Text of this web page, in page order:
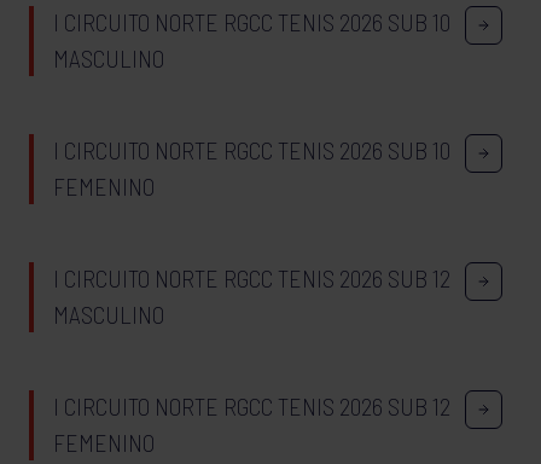
I CIRCUITO NORTE RGCC TENIS 2026 SUB 10
MASCULINO
I CIRCUITO NORTE RGCC TENIS 2026 SUB 10
FEMENINO
I CIRCUITO NORTE RGCC TENIS 2026 SUB 12
MASCULINO
I CIRCUITO NORTE RGCC TENIS 2026 SUB 12
FEMENINO